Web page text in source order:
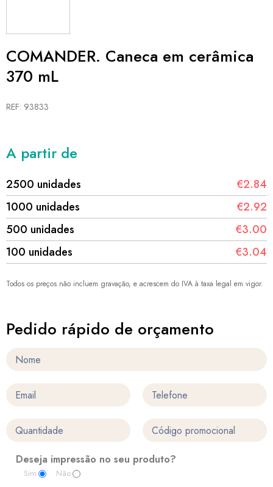
COMANDER. Caneca em cerâmica
370 mL
REF: 93833
A partir de
2500 unidades
€2.84
1000 unidades
€2.92
500 unidades
€3.00
100 unidades
€3.04
Todos os preços não incluem gravação, e acrescem do IVA à taxa legal em vigor.
Pedido rápido de orçamento
Deseja impressão no seu produto?
Sim
Não